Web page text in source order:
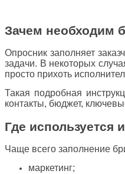
Зачем необходим
Опросник заполняет
задачи. В некоторых
просто прихоть
Такая подробная
контакты, бюджет,
Где используется
Чаще всего заполнение
маркетинг;